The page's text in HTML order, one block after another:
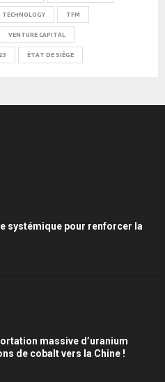
TECHNOLOGY TFM
VENTURE CAPITAL
ÉTAT DE SIÈGE
systémique pour renforcer la
massive d’uranium
de cobalt vers la Chine !